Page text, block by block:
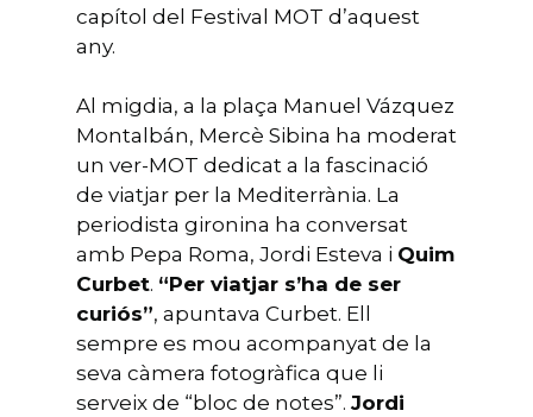
capítol del Festival MOT d’aquest
any.
Al migdia, a la plaça Manuel Vázquez
Montalbán, Mercè Sibina ha moderat
un ver-MOT dedicat a la fascinació
de viatjar per la Mediterrània. La
periodista gironina ha conversat
amb Pepa Roma, Jordi Esteva i Quim
Curbet. “Per viatjar s’ha de ser
curiós”, apuntava Curbet. Ell
sempre es mou acompanyat de la
seva càmera fotogràfica que li
serveix de “bloc de notes”. Jordi